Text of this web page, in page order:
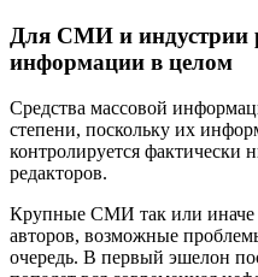
Для СМИ и индустрии
информации в целом
Средства массовой
степени, поскольку их
контролируется фактически
редакторов.
Крупные СМИ так или иначе
авторов, возможные
очередь. В первый эшелон